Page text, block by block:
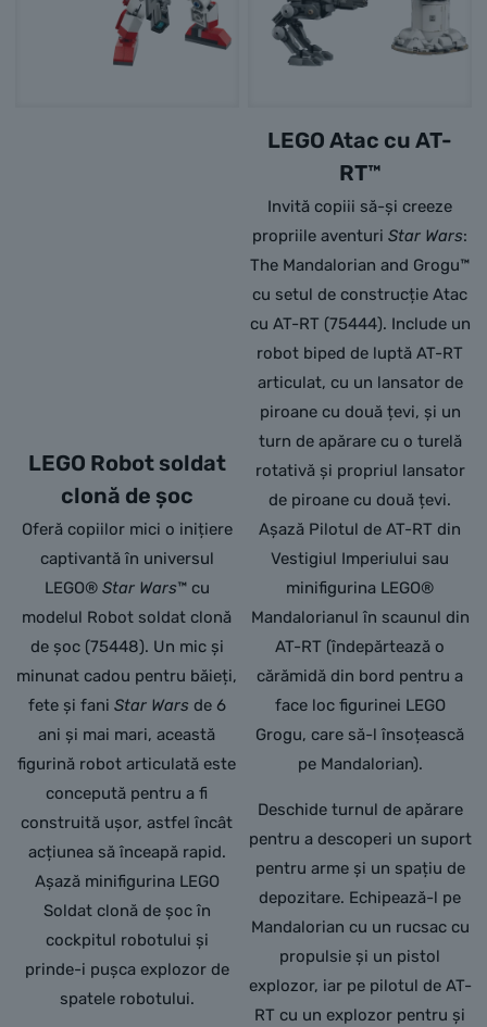
LEGO Robot soldat
clonă de șoc
Oferă copiilor mici o inițiere
captivantă în universul
LEGO® Star Wars™ cu
modelul Robot soldat clonă
de șoc (75448). Un mic și
minunat cadou pentru băieți,
fete și fani Star Wars de 6
ani și mai mari, această
figurină robot articulată este
concepută pentru a fi
construită ușor, astfel încât
acțiunea să înceapă rapid.
Așază minifigurina LEGO
Soldat clonă de șoc în
cockpitul robotului și
prinde-i pușca explozor de
spatele robotului.
LEGO Atac cu AT-
RT™
Invită copiii să-și creeze
propriile aventuriStar Wars:
The Mandalorian and Grogu™
cu setul de construcție Atac
cu AT-RT (75444). Include un
robot biped de luptă AT-RT
articulat, cu un lansator de
piroane cu două țevi, și un
turn de apărare cu o turelă
rotativă și propriul lansator
de piroane cu două țevi.
Așază Pilotul de AT-RT din
Vestigiul Imperiului sau
minifigurina LEGO®
Mandalorianul în scaunul din
AT-RT (îndepărtează o
cărămidă din bord pentru a
face loc figurinei LEGO
Grogu, care să-l însoțească
pe Mandalorian).
Deschide turnul de apărare
pentru a descoperi un suport
pentru arme și un spațiu de
depozitare. Echipează-l pe
Mandalorian cu un rucsac cu
propulsie și un pistol
explozor, iar pe pilotul de AT-
RT cu un explozor pentru și